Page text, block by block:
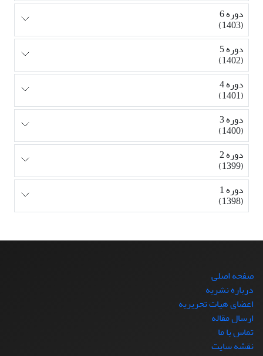
دوره 6
(1403)
دوره 5
(1402)
دوره 4
(1401)
دوره 3
(1400)
دوره 2
(1399)
دوره 1
(1398)
صفحه اصلی
درباره نشریه
اعضای هیات تحریریه
ارسال مقاله
تماس با ما
نقشه سایت